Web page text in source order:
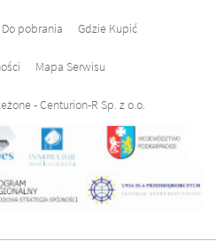
Do pobrania Gdzie Kupić
Mapa Serwisu
- Centurion-R Sp. z o.o.